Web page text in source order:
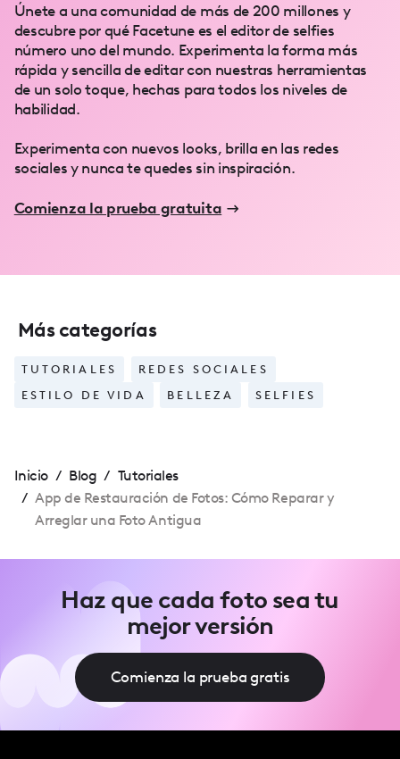
Únete a una comunidad de más de 200 millones y
descubre por qué Facetune es el editor de selfies
número uno del mundo. Experimenta la forma más
rápida y sencilla de editar con nuestras herramientas
de un solo toque, hechas para todos los niveles de
habilidad.
Experimenta con nuevos looks, brilla en las redes
sociales y nunca te quedes sin inspiración.
Comienza la prueba gratuita
Más categorías
TUTORIALES
REDES SOCIALES
ESTILO DE VIDA
BELLEZA SELFIES
Inicio / Blog / Tutoriales
/ App de Restauración de Fotos: Cómo Reparar y
Arreglar una Foto Antigua
Haz que cada foto sea tu
mejor versión
Comienza la prueba gratis